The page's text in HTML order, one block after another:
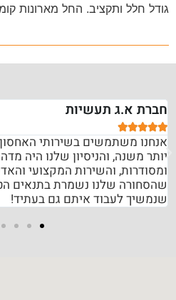
גודל חלל ותקציב. החל מארונות
חברת א.ג תעשיות





אנחנו משתמשים בשירותי האחסון
יותר משנה, והניסיון שלנו היה
ומסודרות, והשירות המקצועי
שהסחורה שלנו נשמרת בתנאים
שנמשיך לעבוד איתם גם בעתיד!